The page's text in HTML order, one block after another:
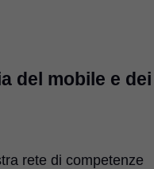
del mobile e dei
rete di competenze